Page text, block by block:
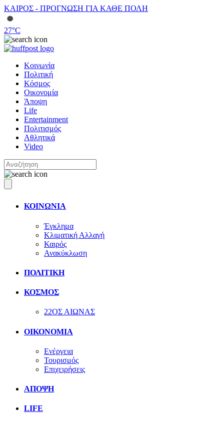
ΚΑΙΡΟΣ - ΠΡΟΓΝΩΣΗ ΓΙΑ ΚΑΘΕ ΠΟΛΗ
27°C
Κοινωνία
Πολιτική
Κόσμος
Οικονομία
Άποψη
Life
Entertainment
Πολιτισμός
Αθλητικά
Video
ΚΟΙΝΩΝΙΑ
Έγκλημα
Κλιματική Αλλαγή
Καιρός
Ανακύκλωση
ΠΟΛΙΤΙΚΗ
ΚΟΣΜΟΣ
22ΟΣ ΑΙΩΝΑΣ
ΟΙΚΟΝΟΜΙΑ
Ενέργεια
Τουρισμός
Επιχειρήσεις
ΑΠΟΨΗ
LIFE